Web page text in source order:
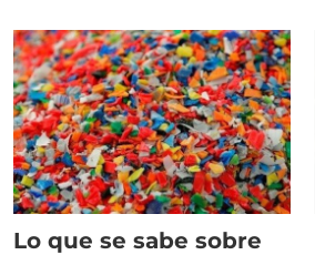
Lo que se sabe sobre